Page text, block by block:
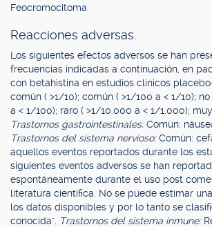
Feocromocitoma.
Reacciones adversas.
Los siguientes efectos adversos se han
frecuencias indicadas a continuación, en
con betahistina en estudios clínicos
común ( >1/10); común ( >1/100 a < 1/10);
a < 1/100); raro ( >1/10.000 a < 1/1.000);
Trastornos gastrointestinales:Común:
Trastornos del sistema nervioso:Común:
aquellos eventos reportados durante los
siguientes eventos adversos se han
espontáneamente durante el uso post
literatura científica. No se puede estimar
los datos disponibles y por lo tanto se
conocida".
Trastornos del sistema inmune: